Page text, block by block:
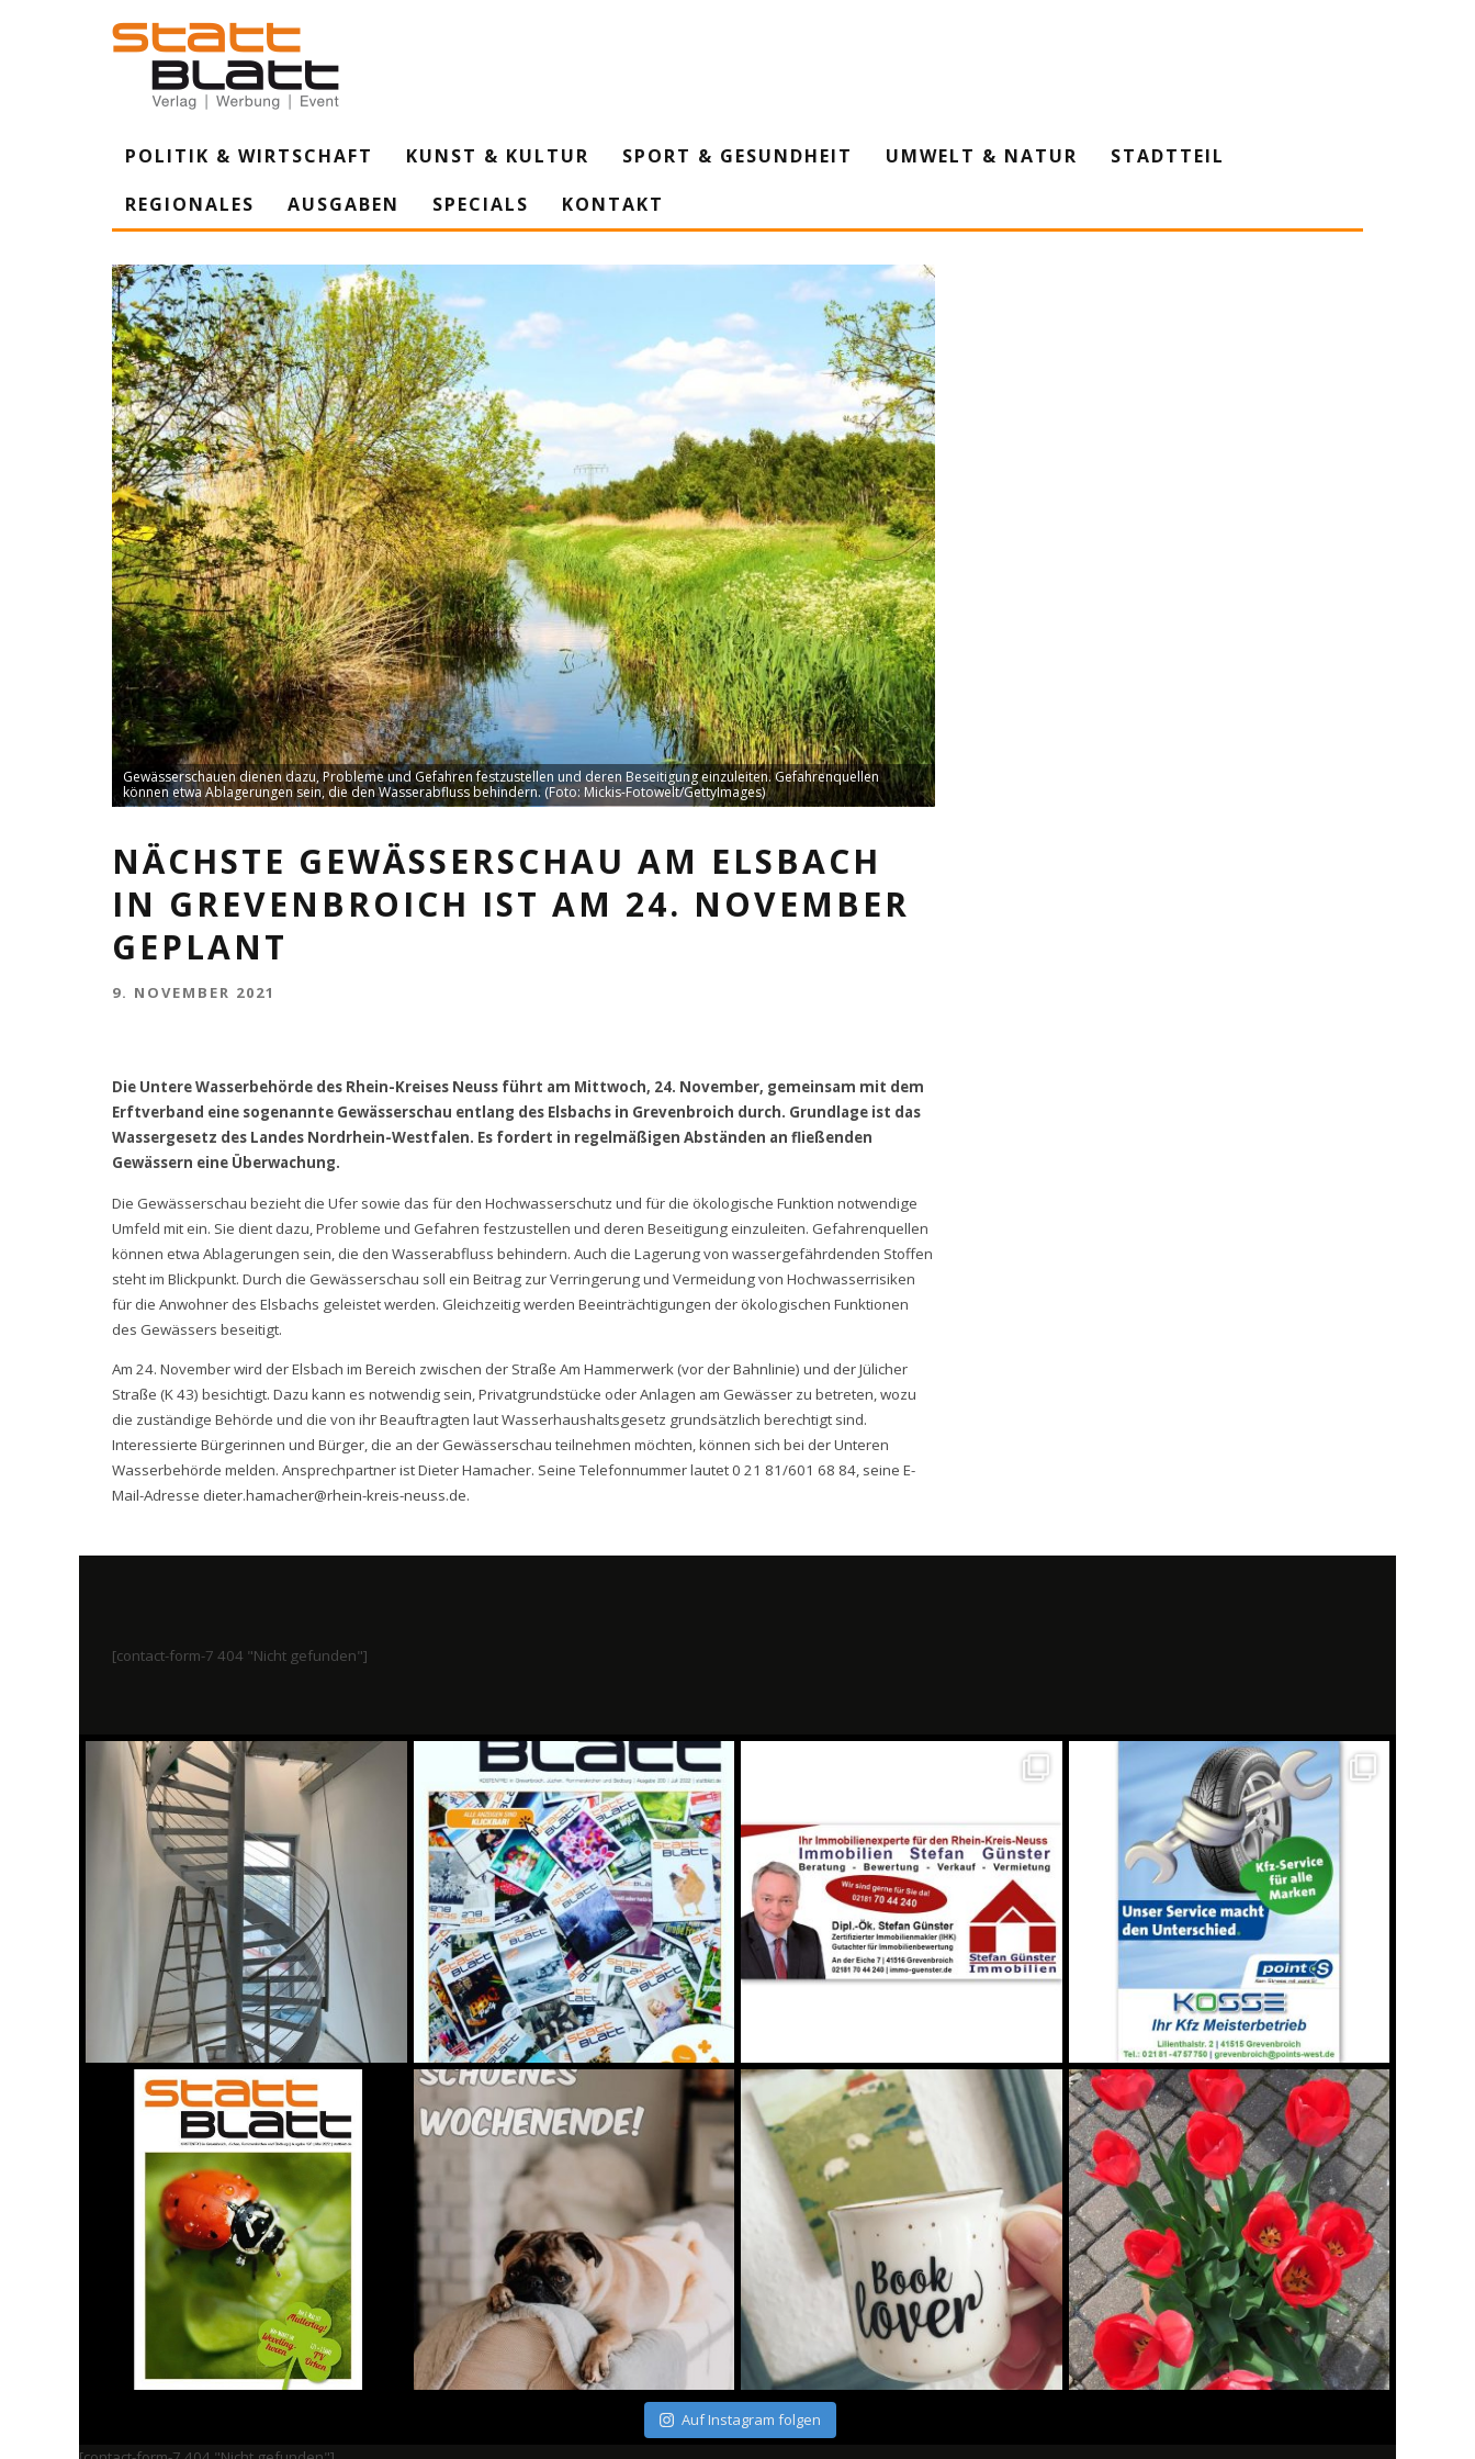
POLITIK & WIRTSCHAFT KUNST & KULTUR SPORT & GESUNDHEIT UMWELT & NATUR
STADTTEIL
REGIONALES
AUSGABEN SPECIALS KONTAKT
Gewässerschauen dienen dazu, Probleme und Gefahren festzustellen und deren Beseitigung einzuleiten. Gefahrenquellen
können etwa Ablagerungen sein, die den Wasserabfluss behindern. (Foto: Mickis-Fotowelt/GettyImages)
NÄCHSTE GEWÄSSERSCHAU AM ELSBACH
IN GREVENBROICH IST AM 24. NOVEMBER
GEPLANT
9. NOVEMBER 2021
Die Untere Wasserbehörde des Rhein-Kreises Neuss führt am Mittwoch, 24. November, gemeinsam mit dem
Erftverband eine sogenannte Gewässerschau entlang des Elsbachs in Grevenbroich durch. Grundlage ist das
Wassergesetz des Landes Nordrhein-Westfalen. Es fordert in regelmäßigen Abständen an fließenden
Gewässern eine Überwachung.
Die Gewässerschau bezieht die Ufer sowie das für den Hochwasserschutz und für die ökologische Funktion notwendige
Umfeld mit ein. Sie dient dazu, Probleme und Gefahren festzustellen und deren Beseitigung einzuleiten. Gefahrenquellen
können etwa Ablagerungen sein, die den Wasserabfluss behindern. Auch die Lagerung von wassergefährdenden Stoffen
steht im Blickpunkt. Durch die Gewässerschau soll ein Beitrag zur Verringerung und Vermeidung von Hochwasserrisiken
für die Anwohner des Elsbachs geleistet werden. Gleichzeitig werden Beeinträchtigungen der ökologischen Funktionen
des Gewässers beseitigt.
Am 24. November wird der Elsbach im Bereich zwischen der Straße Am Hammerwerk (vor der Bahnlinie) und der Jülicher
Straße (K 43) besichtigt. Dazu kann es notwendig sein, Privatgrundstücke oder Anlagen am Gewässer zu betreten, wozu
die zuständige Behörde und die von ihr Beauftragten laut Wasserhaushaltsgesetz grundsätzlich berechtigt sind.
Interessierte Bürgerinnen und Bürger, die an der Gewässerschau teilnehmen möchten, können sich bei der Unteren
Wasserbehörde melden. Ansprechpartner ist Dieter Hamacher. Seine Telefonnummer lautet 0 21 81/601 68 84, seine E-
Mail-Adresse dieter.hamacher@rhein-kreis-neuss.de.
[contact-form-7 404 "Nicht gefunden"]
Auf Instagram folgen